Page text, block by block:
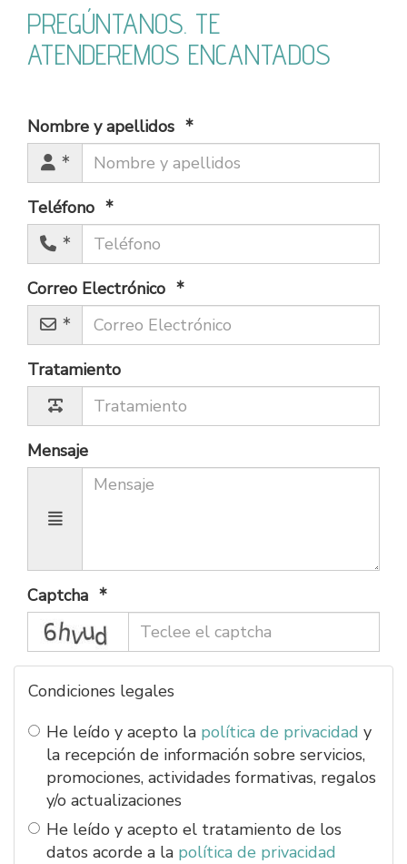
PREGÚNTANOS. TE
ATENDEREMOS ENCANTADOS
Nombre y apellidos
Teléfono
Correo Electrónico
Tratamiento
Mensaje
Captcha
captcha
Condiciones legales
He leído y acepto la política de privacidad y
la recepción de información sobre servicios,
promociones, actividades formativas, regalos
y/o actualizaciones
He leído y acepto el tratamiento de los
datos acorde a la política de privacidad